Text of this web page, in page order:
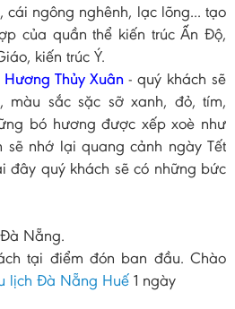
ngông nghênh, lạc lõng... tạo
của quần thể kiến trúc Ấn Độ,
kiến trúc Ý.
Thủy Xuân - quý khách sẽ
sắc sặc sỡ xanh, đỏ, tím,
bó hương được xếp xoè như
nhớ lại quang cảnh ngày Tết
đây quý khách sẽ có những bức
Nẵng.
tại điểm đón ban đầu. Chào
lịch Đà Nẵng Huế 1 ngày